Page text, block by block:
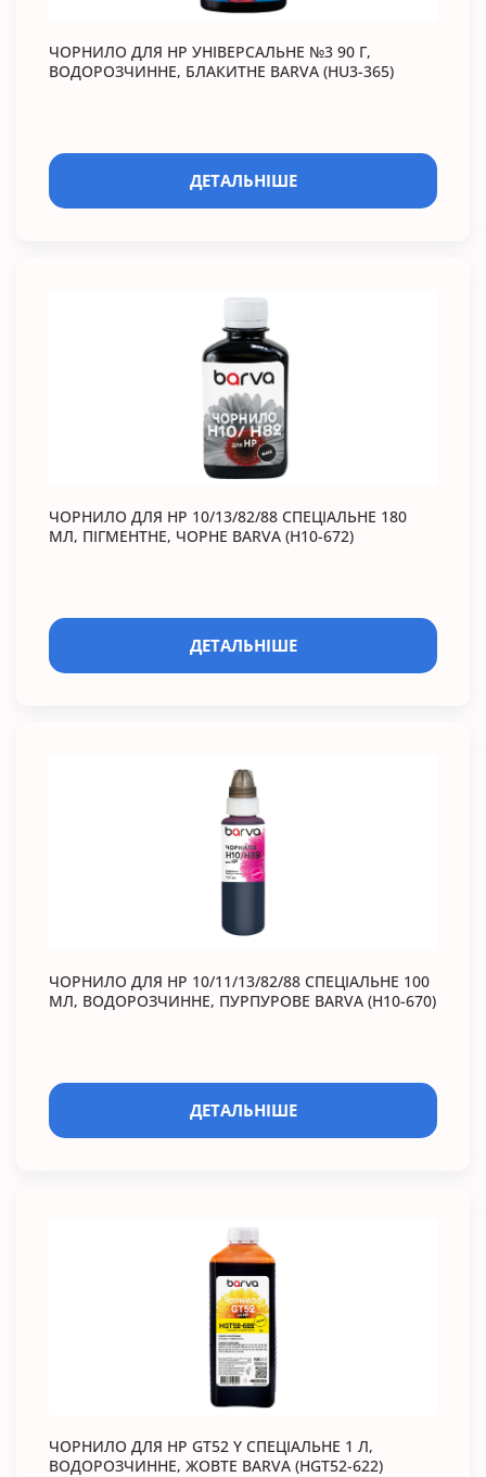
ЧОРНИЛО ДЛЯ HP УНІВЕРСАЛЬНЕ №3 90 Г,
ВОДОРОЗЧИННЕ, БЛАКИТНЕ BARVA (HU3-365)
ДЕТАЛЬНІШЕ
ЧОРНИЛО ДЛЯ HP 10/13/82/88 СПЕЦІАЛЬНЕ 180
МЛ, ПІГМЕНТНЕ, ЧОРНЕ BARVA (H10-672)
ДЕТАЛЬНІШЕ
ЧОРНИЛО ДЛЯ HP 10/11/13/82/88 СПЕЦІАЛЬНЕ 100
МЛ, ВОДОРОЗЧИННЕ, ПУРПУРОВЕ BARVA (H10-670)
ДЕТАЛЬНІШЕ
ЧОРНИЛО ДЛЯ HP GT52 Y СПЕЦІАЛЬНЕ 1 Л,
ВОДОРОЗЧИННЕ, ЖОВТЕ BARVA (HGT52-622)